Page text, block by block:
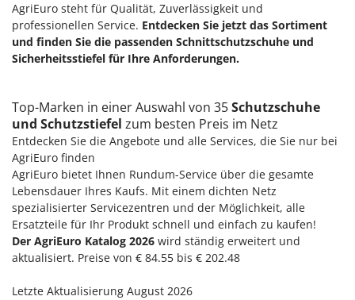
AgriEuro steht für Qualität, Zuverlässigkeit und
professionellen Service. Entdecken Sie jetzt das Sortiment
und finden Sie die passenden Schnittschutzschuhe und
Sicherheitsstiefel für Ihre Anforderungen.
Top-Marken in einer Auswahl von 35Schutzschuhe
und Schutzstiefel zum besten Preis im Netz
Entdecken Sie die Angebote und alle Services, die Sie nur bei
AgriEuro finden
AgriEuro bietet Ihnen Rundum-Service über die gesamte
Lebensdauer Ihres Kaufs. Mit einem dichten Netz
spezialisierter Servicezentren und der Möglichkeit, alle
Ersatzteile für Ihr Produkt schnell und einfach zu kaufen!
Der AgriEuro Katalog 2026 wird ständig erweitert und
aktualisiert. Preise von € 84.55 bis € 202.48
Letzte Aktualisierung August 2026